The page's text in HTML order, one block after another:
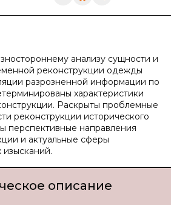
анализу сущности и
реконструкции одежды
разрозненной информации по
характеристики
Раскрыты проблемные
реконструкции исторического
перспективные направления
и актуальные сферы
описание